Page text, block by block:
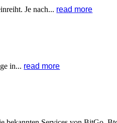
Je nach... read more
in... read more